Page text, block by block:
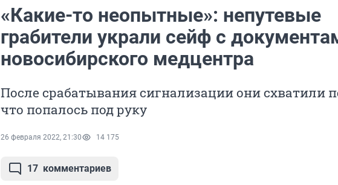
«Какие-то неопытные»: непутевые
грабители украли сейф с
новосибирского медцентра
После срабатывания сигнализации они схватили
что попалось под руку
26 февраля 2022, 21:30 14 175
17 комментариев